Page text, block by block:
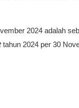
2024 adalah
tahun 2024 per 30